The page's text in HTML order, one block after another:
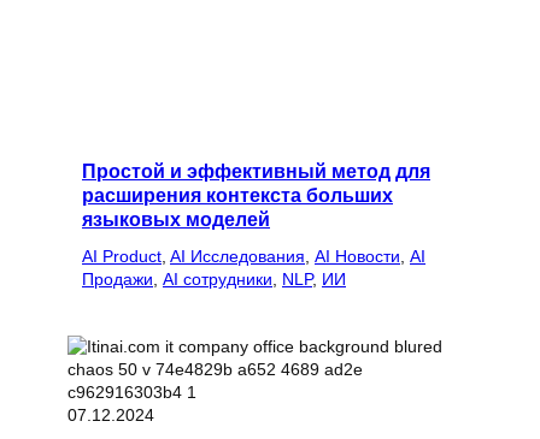
Простой и эффективный метод для
расширения контекста больших
языковых моделей
AI Product, AI Исследования, AI Новости, AI
Продажи, AI сотрудники, NLP, ИИ
07.12.2024